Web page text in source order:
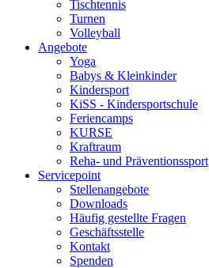
Tischtennis
Turnen
Volleyball
Angebote
Yoga
Babys & Kleinkinder
Kindersport
KiSS - Kindersportschule
Feriencamps
KURSE
Kraftraum
Reha- und Präventionssport
Servicepoint
Stellenangebote
Downloads
Häufig gestellte Fragen
Geschäftsstelle
Kontakt
Spenden